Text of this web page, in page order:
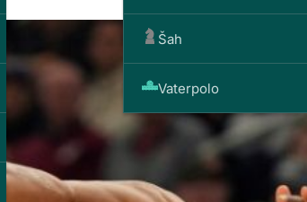
Šah
Vaterpolo